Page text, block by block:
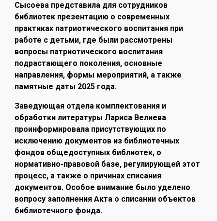
Сысоева представила для сотрудников
библиотек презентацию о современных
практиках патриотического воспитания при
работе с детьми, где были рассмотрены
вопросы патриотического воспитания
подрастающего поколения, основные
направления, формы мероприятий, а также
памятные даты 2025 года.
Заведующая отдела комплектования и
обработки литературы Лариса Велиева
проинформировала присутствующих по
исключению документов из библиотечных
фондов общедоступных библиотек, о
нормативно-правовой базе, регулирующей этот
процесс, а также о причинах списания
документов. Особое внимание было уделено
вопросу заполнения Акта о списании объектов
библиотечного фонда.